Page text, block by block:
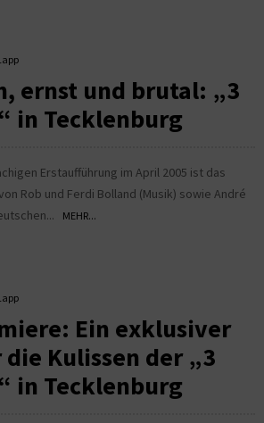
ernst und brutal: „3
in Tecklenburg
Erstaufführung im April 2005 ist das
Rob und Ferdi Bolland (Musik) sowie André
MEHR...
Ein exklusiver
Kulissen der „3
in Tecklenburg